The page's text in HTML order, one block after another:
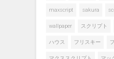
maxscript sakura
wallpaper スクリプト
ハウス フリスキー